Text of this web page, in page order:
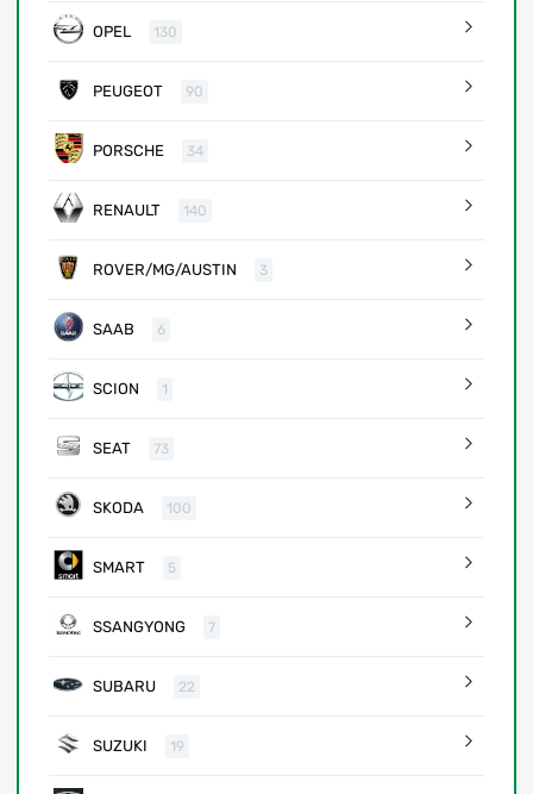
OPEL 130
PEUGEOT 90
PORSCHE 34
RENAULT 140
ROVER/MG/AUSTIN 3
SAAB 6
SCION 1
SEAT 73
SKODA 100
SMART 5
SSANGYONG 7
SUBARU 22
SUZUKI 19